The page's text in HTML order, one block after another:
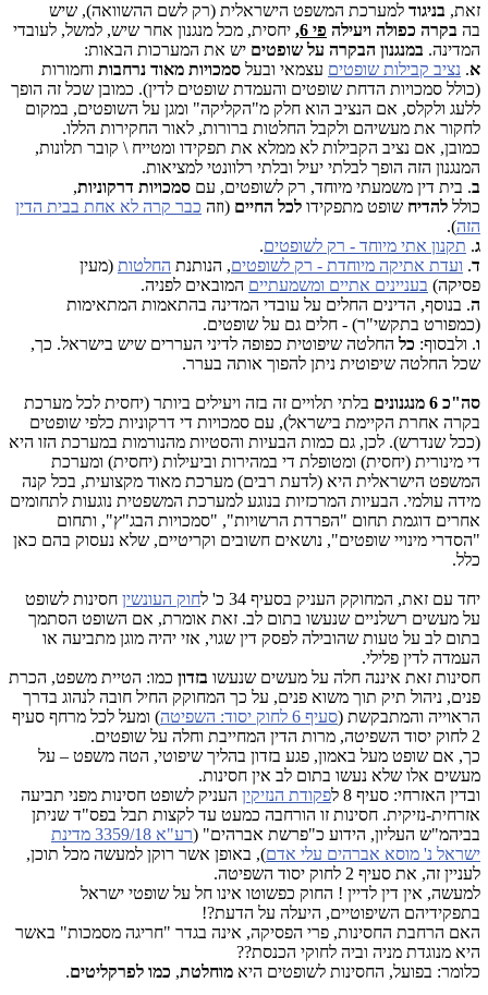
זאת, בניגוד למערכת המשפט הישראלית (רק לשם ההשוואה), שיש
בה בקרה כפולה ויעילה פי 6 , יחסית, מכל מנגנון אחר שיש, למשל, לעובדי
המדינה. במנגנון הבקרה על שופטים יש את המערכות הבאות:
א. נציב קבילות שופטים עצמאי ובעל סמכויות מאוד נרחבות וחמורות
(כולל סמכויות הדחת שופטים והעמדת שופטים לדין). כמובן שכל זה הופך
ללעג ולקלס, אם הנציב הוא חלק מ"הקליקה" ומגן על השופטים, במקום
לחקור את מעשיהם ולקבל החלטות ברורות, לאור החקירות הללו.
כמובן, אם נציב הקבילות לא ממלא את תפקידו ומטייח \ קובר תלונות,
המנגנון הזה הופך לבלתי יעיל ובלתי רלוונטי למציאות.
ב. בית דין משמעתי מיוחד, רק לשופטים, עם סמכויות דרקוניות,
כולל להדיח שופט מתפקידו לכל החיים (וזה כבר קרה לא אחת בבית הדין
הזה).
ג. תקנון אתי מיוחד - רק לשופטים.
ד. ועדת אתיקה מיוחדת - רק לשופטים, הנותנת החלטות (מעין
פסיקה) בעניינים אתיים ומשמעתיים המובאים לפניה.
ה. בנוסף, הדינים החלים על עובדי המדינה בהתאמות המתאימות
(כמפורט בתקשי"ר) - חלים גם על שופטים.
ו. ולבסוף: כל החלטה שיפוטית כפופה לדיני העררים שיש בישראל. כך,
שכל החלטה שיפוטית ניתן להפוך אותה בערר.
סה"כ 6 מנגנונים
בלתי תלויים זה בזה ויעילים ביותר (יחסית לכל מערכת
בקרה אחרת הקיימת בישראל), עם סמכויות די דרקוניות כלפי שופטים
(ככל שנדרש). לכן, גם כמות הבעיות והסטיות מהנורמות במערכת הזו היא
די מינורית (יחסית) ומטופלת די במהירות וביעילות (יחסית) ומערכת
המשפט הישראלית היא (לדעת רבים) מערכת מאוד מקצועית, בכל קנה
מידה עולמי. הבעיות המרכזיות בנוגע למערכת המשפטית נוגעות לתחומים
אחרים דוגמת תחום "הפרדת הרשויות", "סמכויות הבג"ץ", ותחום
"הסדרי מינויי שופטים", נושאים חשובים וקריטיים, שלא נעסוק בהם כאן
כלל.
יחד עם זאת, המחוקק העניק בסעיף 34 כ' ל חוק העונשין חסינות לשופט
על מעשים רשלניים שנעשו בתום לב. זאת אומרת, אם השופט הסתמך
בתום לב על טעות שהובילה לפסק דין שגוי, אזי יהיה מוגן מתביעה או
העמדה לדין פלילי.
חסינות זאת איננה חלה על מעשים שנעשו בזדון כמו: הטיית משפט, הכרת
פנים, ניהול תיק תוך משוא פנים, על כך המחוקק החיל חובה לנהוג בדרך
הראוייה והמתבקשת (סעיף 6 לחוק יסוד: השפיטה
) ומעל לכל מרחף סעיף
2 לחוק יסוד השפיטה, מרות הדין המחייבת וחלה על שופטים.
כך, אם שופט מעל באמון, פגע בזדון בהליך שיפוטי, הטה משפט – על
מעשים אלו שלא נעשו בתום לב אין חסינות.
ובדין האזרחי: סעיף 8 ל
פקודת הנזיקין העניק לשופט חסינות מפני תביעה
אזרחית-נזיקית. חסינות זו הורחבה כמעט עד לקצות תבל בפס"ד שניתן
בביהמ"ש העליון, הידוע כ"פרשת אברהים" (
רע"א 3359/18 מדינת
ישראל נ' מוסא אברהים עלי אדם), באופן אשר רוקן למעשה מכל תוכן,
לעניין זה, את סעיף 2 לחוק יסוד השפיטה.
למעשה, אין דין לדיין ! החוק כפשוטו אינו חל על שופטי ישראל
בתפקידיהם השיפוטיים, היעלה על הדעת?!
האם הרחבת החסינות, פרי הפסיקה, אינה בגדר "חריגה מסמכות" באשר
היא מנוגדת מניה וביה לחוקי הכנסת??
כלומר: בפועל, החסינות לשופטים היא מוחלטת, כמו לפרקליטים.